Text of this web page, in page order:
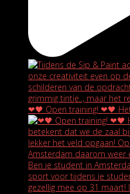
❤🖤 Open training! ❤🖤